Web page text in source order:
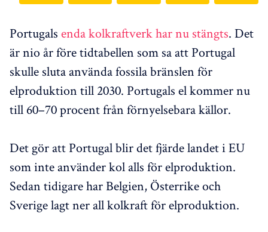
Portugals enda kolkraftverk har nu stängts. Det
är nio år före tidtabellen som sa att Portugal
skulle sluta använda fossila bränslen för
elproduktion till 2030. Portugals el kommer nu
till 60–70 procent från förnyelsebara källor.
Det gör att Portugal blir det fjärde landet i EU
som inte använder kol alls för elproduktion.
Sedan tidigare har Belgien, Österrike och
Sverige lagt ner all kolkraft för elproduktion.